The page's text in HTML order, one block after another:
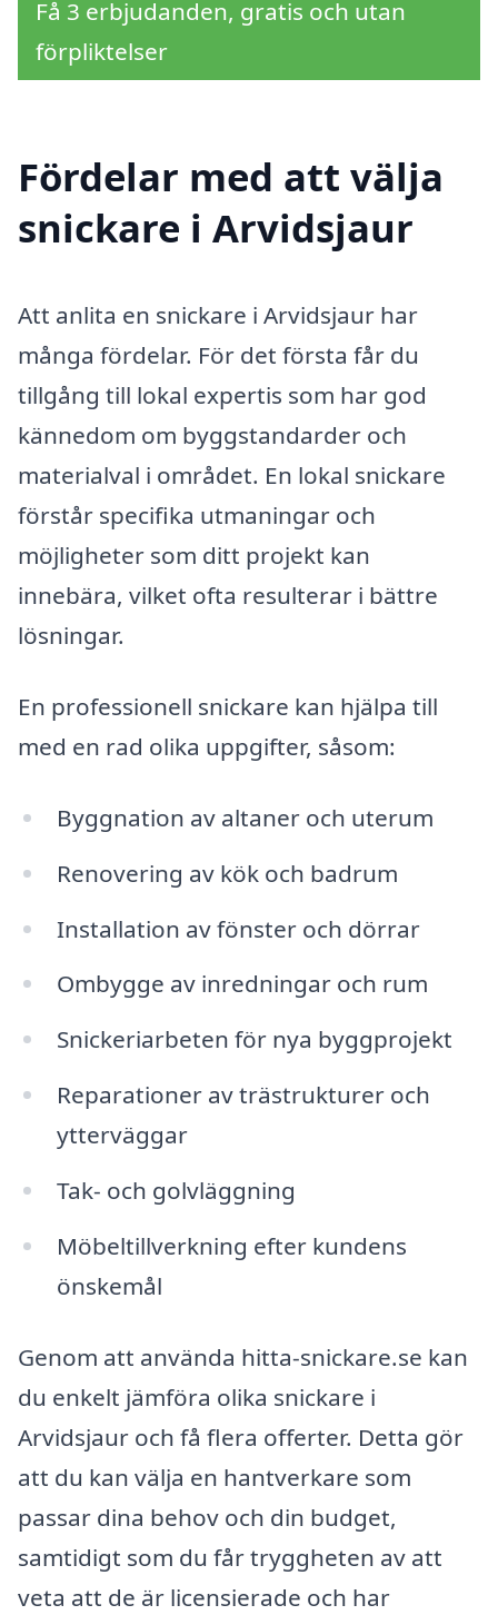
Få 3 erbjudanden, gratis och utan
förpliktelser
Fördelar med att välja
snickare i Arvidsjaur
Att anlita en snickare i Arvidsjaur har
många fördelar. För det första får du
tillgång till lokal expertis som har god
kännedom om byggstandarder och
materialval i området. En lokal snickare
förstår specifika utmaningar och
möjligheter som ditt projekt kan
innebära, vilket ofta resulterar i bättre
lösningar.
En professionell snickare kan hjälpa till
med en rad olika uppgifter, såsom:
Byggnation av altaner och uterum
Renovering av kök och badrum
Installation av fönster och dörrar
Ombygge av inredningar och rum
Snickeriarbeten för nya byggprojekt
Reparationer av trästrukturer och
ytterväggar
Tak- och golvläggning
Möbeltillverkning efter kundens
önskemål
Genom att använda hitta-snickare.se kan
du enkelt jämföra olika snickare i
Arvidsjaur och få flera offerter. Detta gör
att du kan välja en hantverkare som
passar dina behov och din budget,
samtidigt som du får tryggheten av att
veta att de är licensierade och har